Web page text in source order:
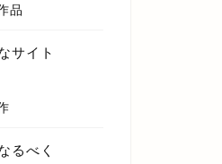
品
サイト
るべく